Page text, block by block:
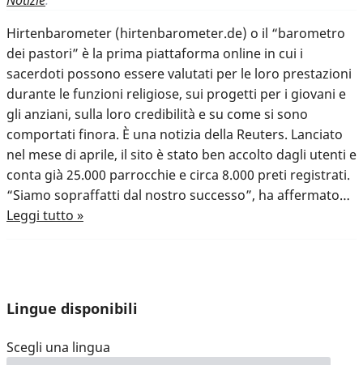
Hirtenbarometer (hirtenbarometer.de) o il “barometro
dei pastori” è la prima piattaforma online in cui i
sacerdoti possono essere valutati per le loro prestazioni
durante le funzioni religiose, sui progetti per i giovani e
gli anziani, sulla loro credibilità e su come si sono
comportati finora. È una notizia della Reuters. Lanciato
nel mese di aprile, il sito è stato ben accolto dagli utenti e
conta già 25.000 parrocchie e circa 8.000 preti registrati.
“Siamo sopraffatti dal nostro successo”, ha affermato…
Leggi tutto »
Lingue disponibili
Scegli una lingua